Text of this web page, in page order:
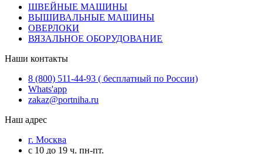
ШВЕЙНЫЕ МАШИНЫ
ВЫШИВАЛЬНЫЕ МАШИНЫ
ОВЕРЛОКИ
ВЯЗАЛЬНОЕ ОБОРУДОВАНИЕ
Наши контакты
8 (800) 511-44-93 ( бесплатный по России)
Whats'app
zakaz@portniha.ru
Наш адрес
г. Москва
с 10 до 19 ч. пн-пт.